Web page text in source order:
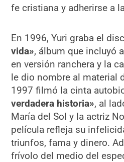
fe cristiana y adherirse a
En 1996, Yuri graba el
vida», álbum que incluyó
en versión ranchera y la
le dio nombre al material
1997 filmó la cinta
verdadera historia», al
María del Sol y la actriz
película refleja su
triunfos, fama y dinero.
frívolo del medio del